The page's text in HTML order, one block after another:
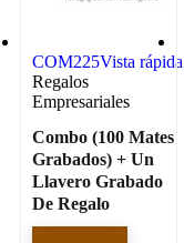
COM225Vista rápida
Regalos
Empresariales
Combo (100 Mates
Grabados) + Un
Llavero Grabado
De Regalo